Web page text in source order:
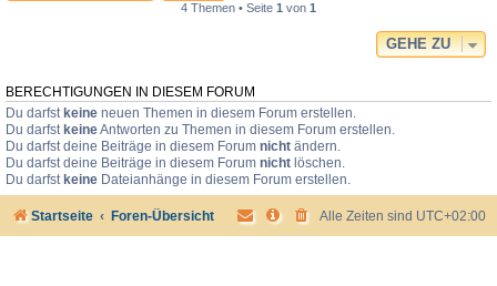
4 Themen • Seite 1 von 1
GEHE ZU
BERECHTIGUNGEN IN DIESEM FORUM
Du darfst keine neuen Themen in diesem Forum erstellen.
Du darfst keineAntworten zu Themen in diesem Forum erstellen.
Du darfst deine Beiträge in diesem Forum nicht ändern.
Du darfst deine Beiträge in diesem Forum nicht löschen.
Du darfst keine Dateianhänge in diesem Forum erstellen.
Startseite Foren-Übersicht Alle Zeiten sind UTC+02:00